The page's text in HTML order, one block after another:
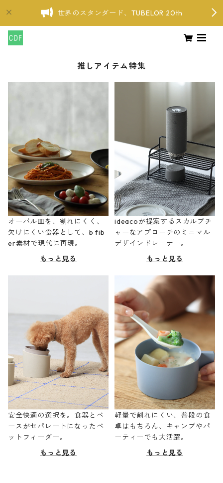
世界のスタンダード、TUBELOR 20th
推しアイテム特集
オーバル皿を、割れにくく、
欠けにくい食器として、b fib
er素材で現代に再現。
もっと見る
ideacoが提案するスカルプチ
ャーなアプローチのミニマル
デザインドレーナー。
もっと見る
安全快適の選択を。食器とベ
ースがセパレートになったペ
ットフィーダー。
もっと見る
軽量で割れにくい、普段の食
卓はもちろん、キャンプやパ
ーティーでも大活躍。
もっと見る